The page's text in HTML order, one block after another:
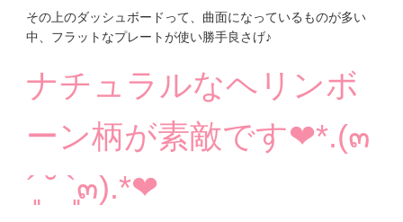
その上のダッシュボードって、曲面になっているものが多い
中、フラットなプレートが使い勝手良さげ♪
ナチュラルなヘリンボ
ーン柄が素敵です❤︎*.(๓
´͈ ˘ `͈๓).*❤︎